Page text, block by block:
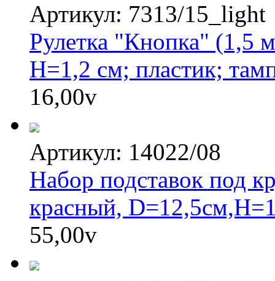
Артикул: 7313/15_light
Рулетка "Кнопка" (1,5
H=1,2 см; пластик;
16,00v
Артикул: 14022/08
Набор подставок под
красный,
55,00v